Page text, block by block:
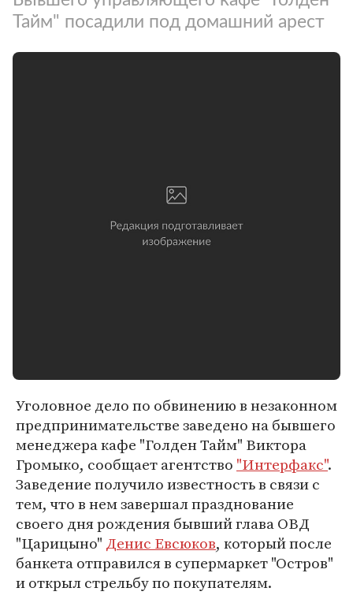
Тайм" посадили под домашний арест
Уголовное дело по обвинению в незаконном
предпринимательстве заведено на бывшего
менеджера кафе "Голден Тайм" Виктора
Громыко, сообщает агентство "Интерфакс".
Заведение получило известность в связи с
тем, что в нем завершал празднование
своего дня рождения бывший глава ОВД
"Царицыно" Денис Евсюков, который после
банкета отправился в супермаркет "Остров"
и открыл стрельбу по покупателям.